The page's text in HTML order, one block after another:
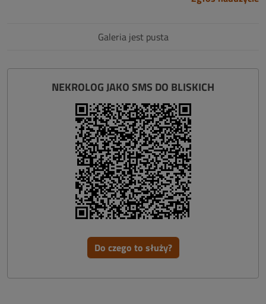
Galeria jest pusta
NEKROLOG JAKO SMS DO BLISKICH
Do czego to służy?